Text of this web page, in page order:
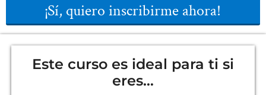
¡Sí, quiero inscribirme ahora!
Este curso es ideal para ti si
eres…